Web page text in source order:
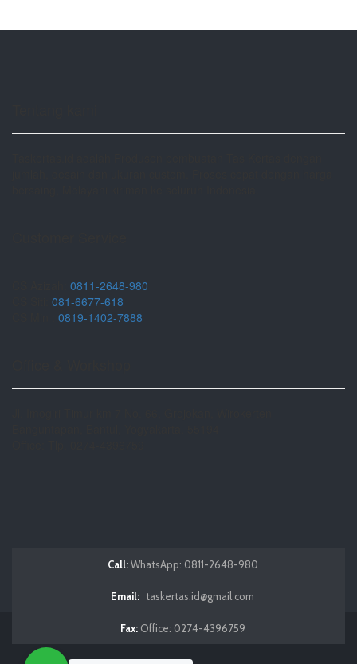
0811-2648-980
081-6677-618
0819-1402-7888
Call:WhatsApp: 0811-2648-980
Email: taskertas.id@gmail.com
Fax: Office: 0274-4396759